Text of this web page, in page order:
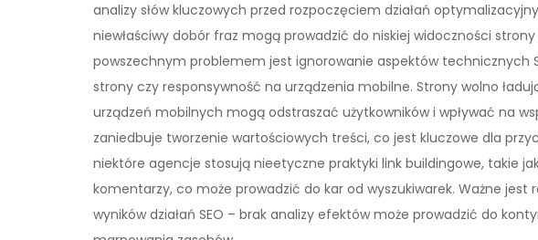
analizy słów kluczowych przed rozpoczęciem działań
niewłaściwy dobór fraz mogą prowadzić do niskiej widoczności
powszechnym problemem jest ignorowanie aspektów technicznych
strony czy responsywność na urządzenia mobilne. Strony wolno
urządzeń mobilnych mogą odstraszać użytkowników i wpływać na
zaniedbuje tworzenie wartościowych treści, co jest kluczowe dla
niektóre agencje stosują nieetyczne praktyki link buildingowe, takie
komentarzy, co może prowadzić do kar od wyszukiwarek. Ważne jest
wyników działań SEO – brak analizy efektów może prowadzić do